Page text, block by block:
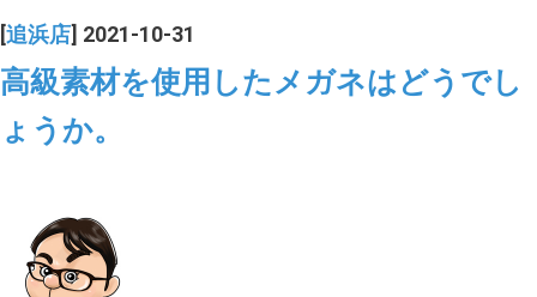
お客さまの声
ギャラリー
ブログ
追浜店 ] 2021-10-31
高級素材を使用したメガネはどうでし
ょうか。